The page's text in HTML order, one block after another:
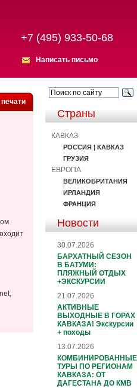
+7 (495) 933-50-68
Написать письмо
Страны
КАВКАЗ
РОССИЯ | КАВКАЗ
ГРУЗИЯ
ЕВРОПА
ВЕЛИКОБРИТАНИЯ
ИРЛАНДИЯ
ФРАНЦИЯ
Новости
30.07.2026
БАРХАТНЫЙ СЕЗОН
В БАТУМИ:
ПЛЯЖНЫЙ ОТДЫХ
+ЭКСКУРСИИ
21.07.2026
АКТИВНЫЕ
ВЫХОДНЫЕ В ГОРАХ
КАВКАЗА! Экскурсии
+ походы
13.07.2026
КОМБИНИРОВАННЫЕ
ТУРЫ ПО РЕГИОНАМ
КАВКАЗА: ОТ
ДАГЕСТАНА ДО КМВ